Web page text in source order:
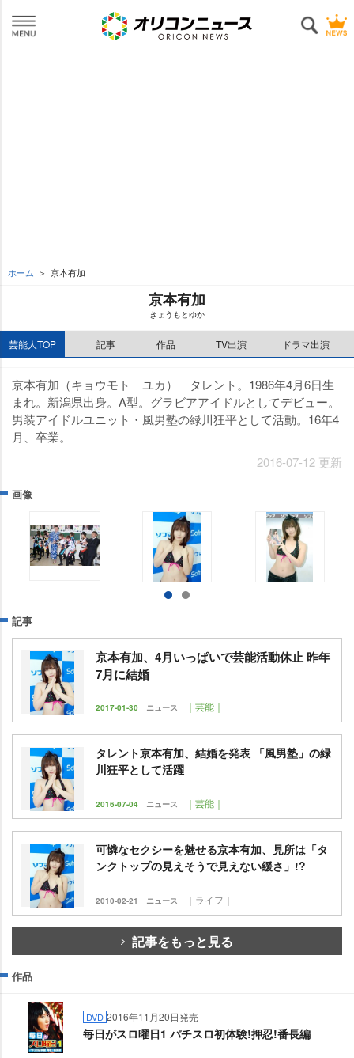
ホーム 京本有加
京本有加
きょうもとゆか
芸能人TOP 記事 作品 TV出演 ドラマ出演
京本有加（キョウモト ユカ） タレント。1986年4月6日生
まれ。新潟県出身。A型。グラビアアイドルとしてデビュー。
男装アイドルユニット・風男塾の緑川狂平として活動。16年4
月、卒業。
2016-07-12 更新
画像
記事
京本有加、4月いっぱいで芸能活動休止 昨年
7月に結婚
2017-01-30 ニュース ｜芸能｜
タレント京本有加、結婚を発表 「風男塾」の緑
川狂平として活躍
2016-07-04 ニュース ｜芸能｜
可憐なセクシーを魅せる京本有加、見所は「タ
ンクトップの見えそうで見えない緩さ」!?
2010-02-21 ニュース ｜ライフ｜
記事をもっと見る
作品
DVD 2016年11月20日発売
毎日がスロ曜日1 パチスロ初体験!押忍!番長編